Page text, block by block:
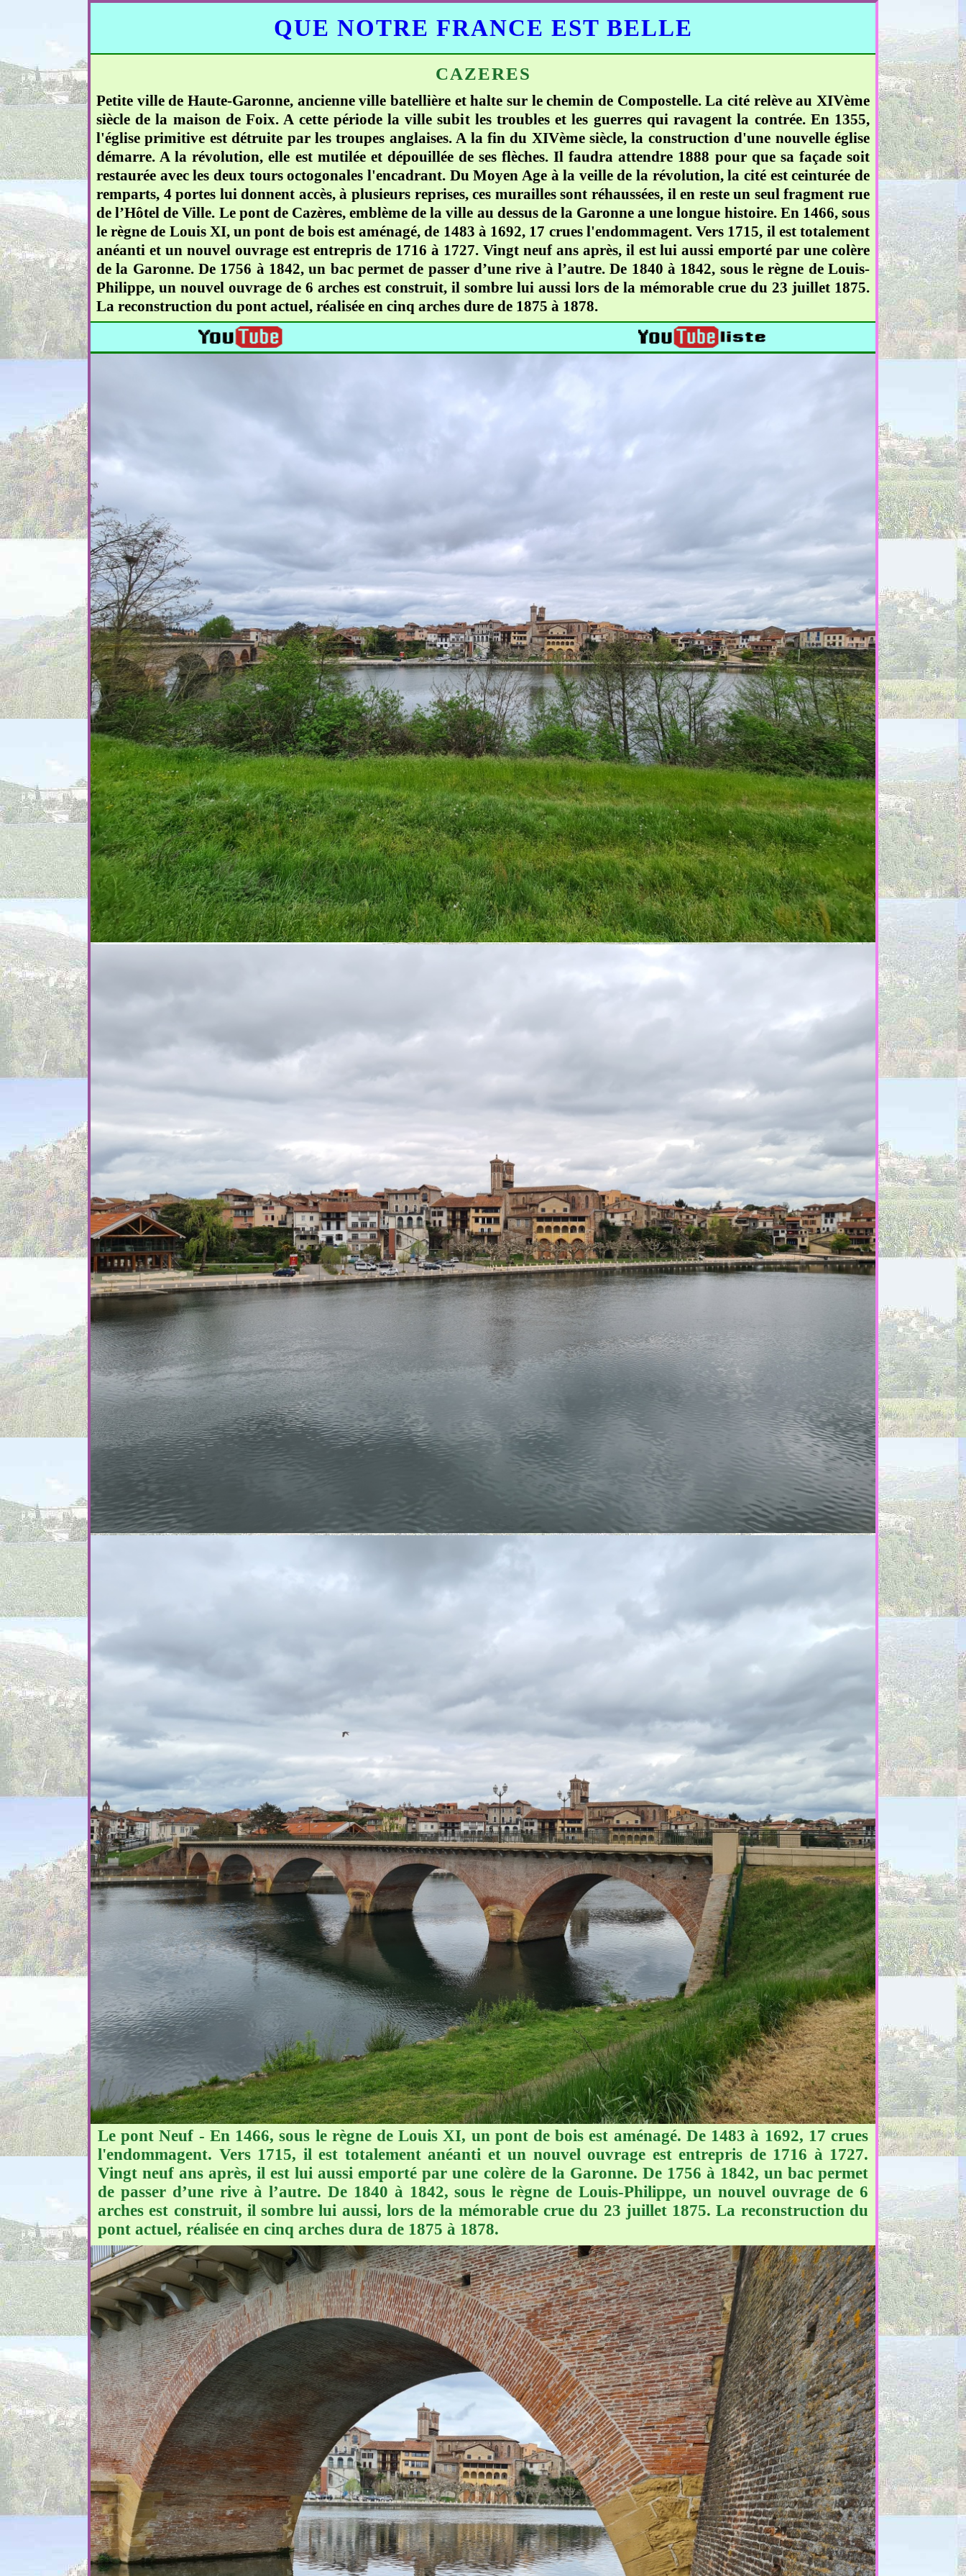
QUE NOTRE FRANCE EST BELLE
CAZERES
Petite ville de Haute-Garonne, ancienne ville batellière et halte sur le chemin de Compostelle. La cité relève au XIVème
siècle de la maison de Foix. A cette période la ville subit les troubles et les guerres qui ravagent la contrée. En 1355,
l'église primitive est détruite par les troupes anglaises. A la fin du XIVème siècle, la construction d'une nouvelle église
démarre. A la révolution, elle est mutilée et dépouillée de ses flèches. Il faudra attendre 1888 pour que sa façade soit
restaurée avec les deux tours octogonales l'encadrant. Du Moyen Age à la veille de la révolution, la cité est ceinturée de
remparts, 4 portes lui donnent accès, à plusieurs reprises, ces murailles sont réhaussées, il en reste un seul fragment rue
de l’Hôtel de Ville. Le pont de Cazères, emblème de la ville au dessus de la Garonne a une longue histoire. En 1466, sous
le règne de Louis XI, un pont de bois est aménagé, de 1483 à 1692, 17 crues l'endommagent. Vers 1715, il est totalement
anéanti et un nouvel ouvrage est entrepris de 1716 à 1727. Vingt neuf ans après, il est lui aussi emporté par une colère
de la Garonne. De 1756 à 1842, un bac permet de passer d’une rive à l’autre. De 1840 à 1842, sous le règne de Louis-
Philippe, un nouvel ouvrage de 6 arches est construit, il sombre lui aussi lors de la mémorable crue du 23 juillet 1875.
La reconstruction du pont actuel, réalisée en cinq arches dure de 1875 à 1878.
Le pont Neuf - En 1466, sous le règne de Louis XI, un pont de bois est aménagé. De 1483 à 1692, 17 crues
l'endommagent. Vers 1715, il est totalement anéanti et un nouvel ouvrage est entrepris de 1716 à 1727.
Vingt neuf ans après, il est lui aussi emporté par une colère de la Garonne. De 1756 à 1842, un bac permet
de passer d’une rive à l’autre. De 1840 à 1842, sous le règne de Louis-Philippe, un nouvel ouvrage de 6
arches est construit, il sombre lui aussi, lors de la mémorable crue du 23 juillet 1875. La reconstruction du
pont actuel, réalisée en cinq arches dura de 1875 à 1878.